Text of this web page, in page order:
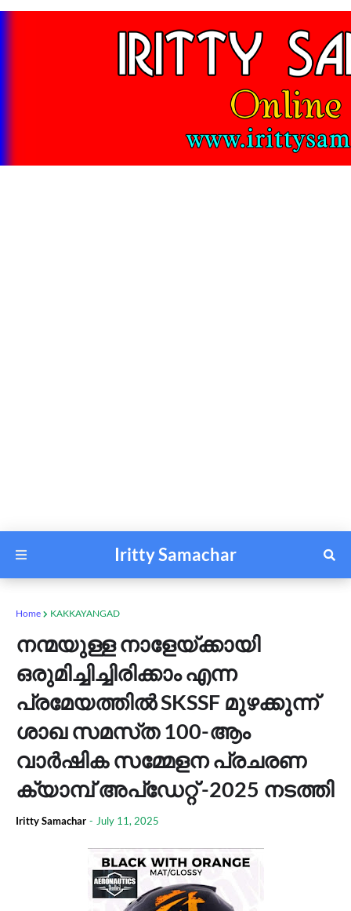
Iritty Samachar
Home KAKKAYANGAD
നന്മയുള്ള നാളേയ്ക്കായി
ഒരുമിച്ചിച്ചിരിക്കാം എന്ന
പ്രമേയത്തിൽ SKSSF മുഴക്കുന്ന്
ശാഖ സമസ്‌ത 100-ആം
വാർഷിക സമ്മേളന പ്രചരണ
ക്യാമ്പ് അപ്ഡേറ്റ് -2025 നടത്തി
Iritty Samachar - July 11, 2025